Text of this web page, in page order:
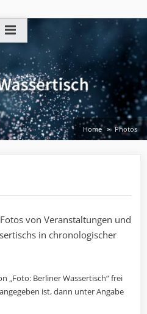
Home Photos
von Veranstaltungen und
in chronologischer
„Foto: Berliner Wassertisch“ frei
ist, dann unter Angabe